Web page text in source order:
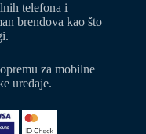
telefona i
brendova kao što
za mobilne
uređaje.